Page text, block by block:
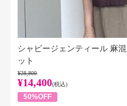
シャビージェンティール 麻
ット
¥28,800
¥14,400(税込)
50%OFF